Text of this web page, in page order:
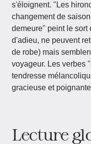
s'éloignent. "Les
changement de
demeure" peint le sort
d'adieu, ne peuvent
de robe) mais
voyageur. Les verbes
tendresse
gracieuse et
Lecture